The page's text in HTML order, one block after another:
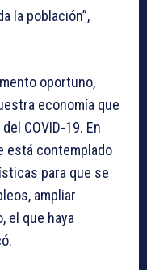
la población”,
oportuno,
economía que
COVID-19. En
está contemplado
para que se
ampliar
el que haya